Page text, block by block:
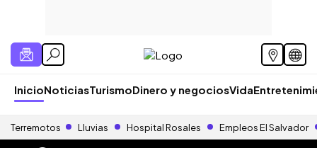
InicioNoticiasTurismoDinero y negociosVida
Terremotos Lluvias Hospital Rosales Empleos El Salvador